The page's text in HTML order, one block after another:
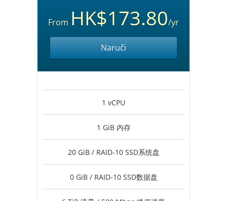
From HK$173.80/yr
Naruči
1 vCPU
1 GiB 内存
20 GiB / RAID-10 SSD系统盘
0 GiB / RAID-10 SSD数据盘